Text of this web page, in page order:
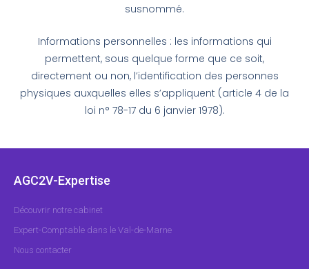
susnommé.
Informations personnelles : les informations qui
permettent, sous quelque forme que ce soit,
directement ou non, l’identification des personnes
physiques auxquelles elles s’appliquent (article 4 de la
loi n° 78-17 du 6 janvier 1978).
AGC2V-Expertise
Découvrir notre cabinet
Expert-Comptable dans le Val-de-Marne
Nous contacter